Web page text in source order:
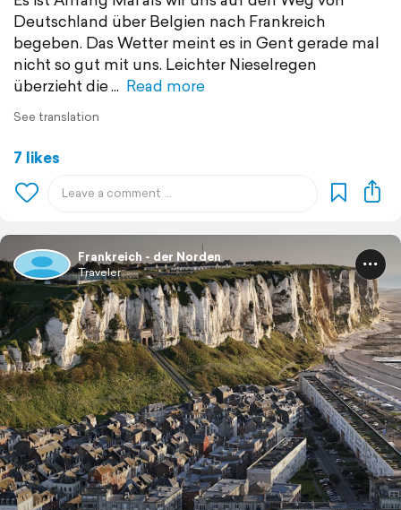
Deutschland über Belgien nach Frankreich
begeben. Das Wetter meint es in Gent gerade mal
nicht so gut mit uns. Leichter Nieselregen
überzieht die
Read more
See translation
7 likes
Frankreich - der Norden
Traveler